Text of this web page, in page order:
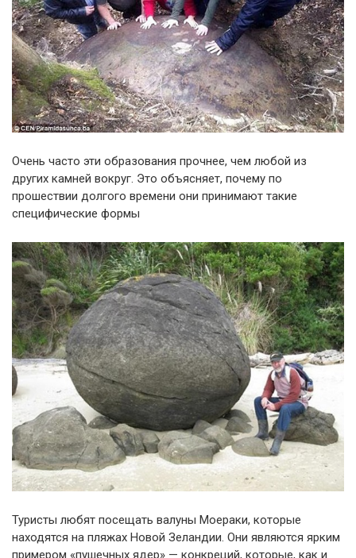
Очень часто эти образования прочнее, чем любой из
других камней вокруг. Это объясняет, почему по
прошествии долгого времени они принимают такие
специфические формы
Туристы любят посещать валуны Моераки, которые
находятся на пляжах Новой Зеландии. Они являются ярким
примером «пушечных ядер» — конкреций, которые, как и